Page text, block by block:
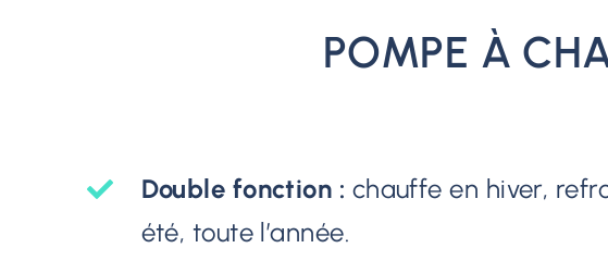
POMPE À
Double fonction : chauffe en hiver,
été, toute l’année.